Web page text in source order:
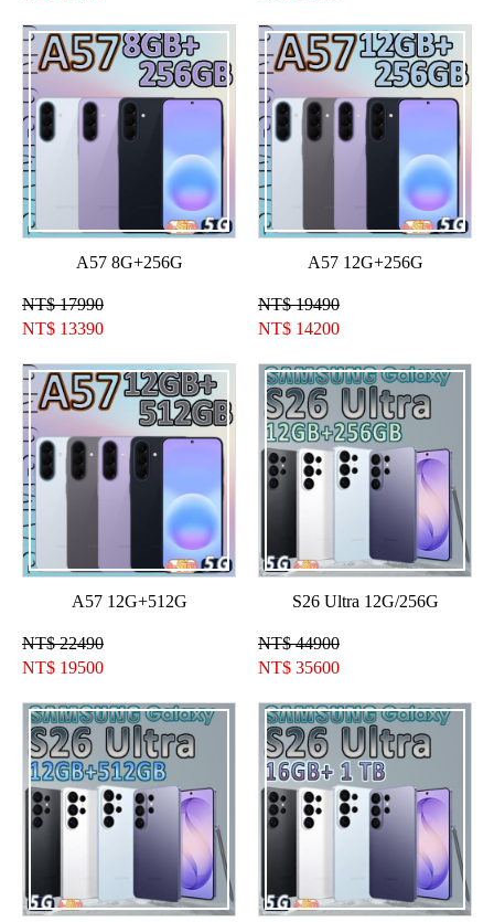
A57 8G+256G
NT$ 17990
NT$ 13390
A57 12G+256G
NT$ 19490
NT$ 14200
A57 12G+512G
NT$ 22490
NT$ 19500
S26 Ultra 12G/256G
NT$ 44900
NT$ 35600